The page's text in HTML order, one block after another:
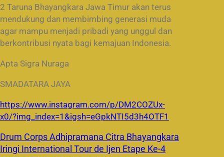
2 Taruna Bhayangkara Jawa Timur akan terus
mendukung dan membimbing generasi muda
agar mampu menjadi pribadi yang unggul dan
berkontribusi nyata bagi kemajuan Indonesia.
Apta Sigra Nuraga
SMADATARA JAYA
https://www.instagram.com/p/DM2COZUx-
x0/?img_index=1&igsh=eGpkNTI5d3h4OTF1
Drum Corps Adhipramana Citra Bhayangkara
Iringi International Tour de Ijen Etape Ke-4